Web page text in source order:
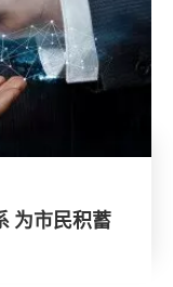
为市民积蓄